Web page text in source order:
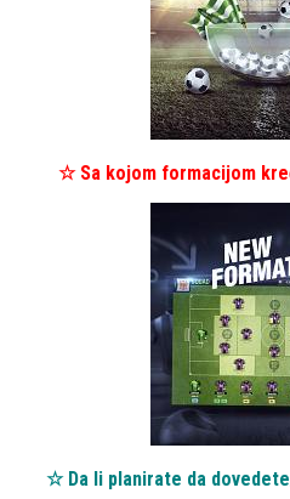
☆ Sa kojom formacijom
☆ Da li planirate da